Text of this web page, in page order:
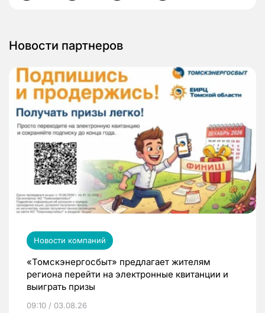
Новости партнеров
Новости компаний
«Томскэнергосбыт» предлагает жителям
региона перейти на электронные квитанции и
выиграть призы
09:10 / 03.08.26